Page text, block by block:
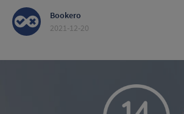
Bookero
2021-12-20